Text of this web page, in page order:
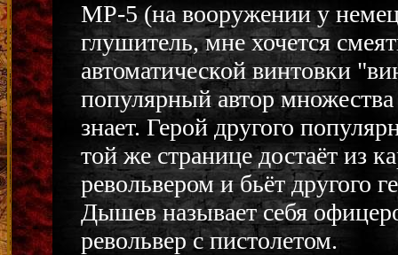
МР-5 (на вооружении у
глушитель, мне хочется
автоматической винтовки
популярный автор
знает. Герой другого
той же странице достаёт из
револьвером и бьёт другого
Дышев называет себя
револьвер с пистолетом.